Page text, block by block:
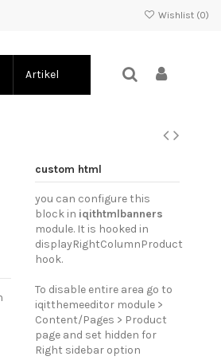
Wishlist (0)
Artikel
custom html
you can configure this
block in iqithtmlbanners
module. It is hooked in
displayRightColumnProduct
hook.
To disable entire area go to
iqitthemeeditor module >
Content/Pages > Product
page and set hidden for
Right sidebar option